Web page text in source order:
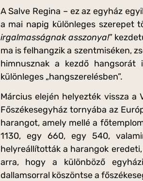
A Salve Regina – ez az egyház
a mai napig különleges szerepet
irgalmasságnak asszonya!”
ma is felhangzik a szentmiséken,
himnusznak a kezdő
különleges „hangszerelésben”.
Március elején helyezték vissza a
Főszékesegyház tornyába az
harangot, amely mellé a
1130, egy 660, egy 540,
helyreállították a harangok
arra, hogy a különböző
dallamsorral köszöntse a